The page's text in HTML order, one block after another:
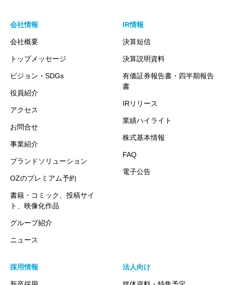
会社情報
会社概要
トップメッセージ
ビジョン・SDGs
役員紹介
アクセス
お問合せ
事業紹介
ブランドソリューション
OZのプレミアム予約
書籍・コミック、投稿サイ
ト、映像化作品
グループ紹介
ニュース
IR情報
決算短信
決算説明資料
有価証券報告書・四半期報告
書
IRリリース
業績ハイライト
株式基本情報
FAQ
電子公告
採用情報 法人向け